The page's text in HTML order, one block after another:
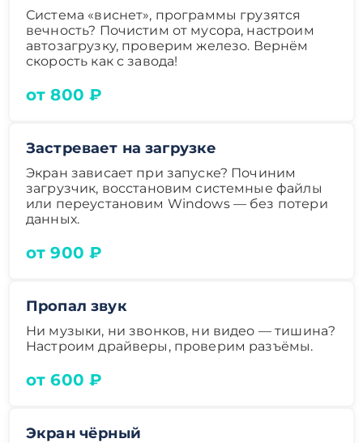
Система «виснет», программы грузятся
вечность? Почистим от мусора, настроим
автозагрузку, проверим железо. Вернём
скорость как с завода!
от 800 ₽
Застревает на загрузке
Экран зависает при запуске? Починим
загрузчик, восстановим системные файлы
или переустановим Windows — без потери
данных.
от 900 ₽
Пропал звук
Ни музыки, ни звонков, ни видео — тишина?
Настроим драйверы, проверим разъёмы.
от 600 ₽
Экран чёрный